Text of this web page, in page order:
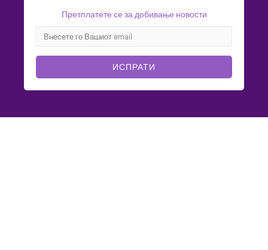
Претплатете се за добивање новости
ИСПРАТИ